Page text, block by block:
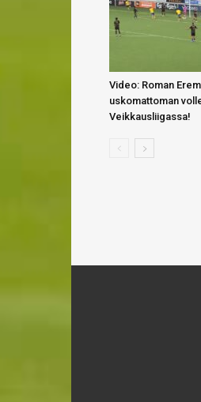
Video: Roman
uskomattoman
Veikkausliigassa!